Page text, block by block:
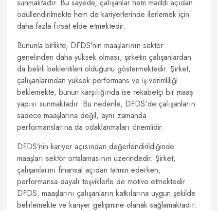
sunmaktadır. Bu sayede, çalışanlar hem maddi açıdan
ödüllendirilmekte hem de kariyerlerinde ilerlemek için
daha fazla fırsat elde etmektedir.
Bununla birlikte, DFDS'nin maaşlarının sektör
genelinden daha yüksek olması, şirketin çalışanlardan
da belirli beklentileri olduğunu göstermektedir. Şirket,
çalışanlarından yüksek performans ve iş verimliliği
beklemekte, bunun karşılığında ise rekabetçi bir maaş
yapısı sunmaktadır. Bu nedenle, DFDS'de çalışanların
sadece maaşlarına değil, aynı zamanda
performanslarına da odaklanmaları önemlidir.
DFDS'nin kariyer açısından değerlendirildiğinde
maaşları sektör ortalamasının üzerindedir. Şirket,
çalışanlarını finansal açıdan tatmin ederken,
performansa dayalı teşviklerle de motive etmektedir.
DFDS, maaşlarını çalışanların katkılarına uygun şekilde
belirlemekte ve kariyer gelişimine olanak sağlamaktadır.